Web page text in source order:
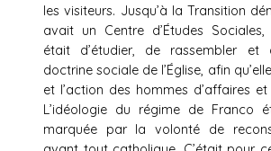
les visiteurs. Jusqu’à la Transition
avait un Centre d’Études
était d’étudier, de rassembler et
doctrine sociale de l’Église, afin
et l’action des hommes d’affaires
L’idéologie du régime de Franco
marquée par la volonté de